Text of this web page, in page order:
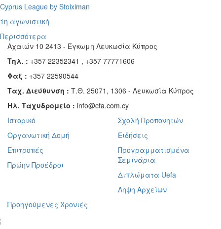
Cyprus League by Stoiximan
1η αγωνιστική
Περισσότερα
Αχαιών 10 2413 - Έγκωμη Λευκωσία Κύπρος
Τηλ. : +357 22352341 , +357 77771606
Φαξ : +357 22590544
Ταχ. Διεύθυνση : Τ.Θ. 25071, 1306 - Λευκωσία Κύπρος
Ηλ. Ταχυδρομείο : info@cfa.com.cy
Ιστορικό
Οργανωτική Δομή
Επιτροπές
Πρώην Προέδροι
Σχολή Προπονητών
Ειδήσεις
Προγραμματισμένα
Σεμινάρια
Διπλώματα Uefa
Ληψη Αρχείων
Προηγούμενες Χρονιές